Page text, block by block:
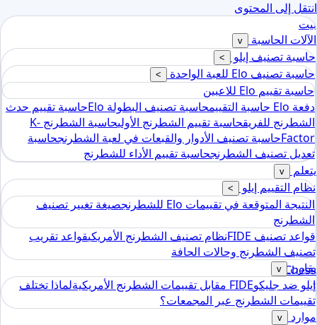
انتقل إلى المحتوى
Chess
tools
حاسبة تصنيف إيلو للشطرنج
بيت
الآلات الحاسبة
v
حاسبة تصنيف إيلو >
حاسبة تصنيف Elo للعبة الواحدة >
حاسبة تقييم Elo للاعبين
دفعة Elo حاسبة التقييم
حاسبة تصنيف البطولة Elo
حاسبة تقييم حدث
الشطرنج للفريقحاسبة تقييم الشطرنج الأولي
حاسبة الشطرنج K-
Factorحاسبة تصنيف الأدوار والقبعات في لعبة الشطرنجحاسبة
تعديل تصنيف الشطرنجحاسبة تقييم الأداء للشطرنج
يتعلم
v
نظام التقييم إيلو >
النتيجة المتوقعة في تقييمات Elo للشطرنج
صيغة تغيير تصنيف
الشطرنج
قواعد تصنيف FIDE
نظام تصنيف الشطرنج الأمريكيقواعد تقريب
تصنيف الشطرنج وحالات الحافة
يقارن v
إيلو ضد جليكوFIDE مقابل تقييمات الشطرنج الأمريكية
لماذا تختلف
تقييمات الشطرنج عبر المجمعات؟
موارد
v